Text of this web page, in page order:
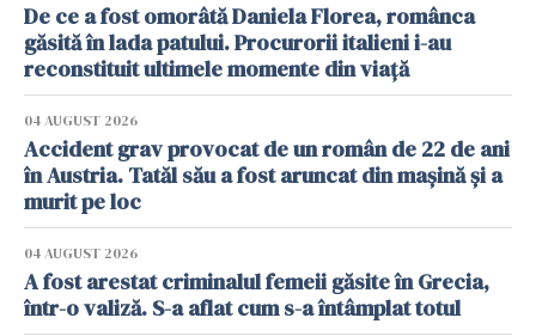
De ce a fost omorâtă Daniela Florea, românca
găsită în lada patului. Procurorii italieni i-au
reconstituit ultimele momente din viață
04 AUGUST 2026
Accident grav provocat de un român de 22 de ani
în Austria. Tatăl său a fost aruncat din mașină și a
murit pe loc
04 AUGUST 2026
A fost arestat criminalul femeii găsite în Grecia,
într-o valiză. S-a aflat cum s-a întâmplat totul